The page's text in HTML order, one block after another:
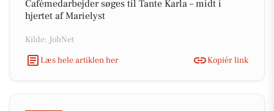
Cafémedarbejder søges til Tante Karla – midt i
hjertet af Marielyst
Kilde: JobNet
Læs hele artiklen her
Kopiér link